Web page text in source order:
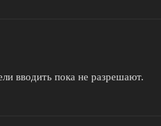
вводить пока не разрешают.